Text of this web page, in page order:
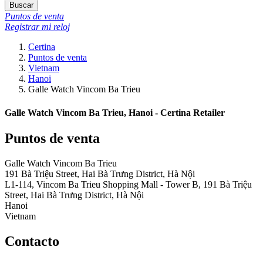
Buscar
Puntos de venta
Registrar mi reloj
Certina
Puntos de venta
Vietnam
Hanoi
Galle Watch Vincom Ba Trieu
Galle Watch Vincom Ba Trieu, Hanoi - Certina Retailer
Puntos de venta
Galle Watch Vincom Ba Trieu
191 Bà Triệu Street, Hai Bà Trưng District, Hà Nội
L1-114, Vincom Ba Trieu Shopping Mall - Tower B, 191 Bà Triệu
Street, Hai Bà Trưng District, Hà Nội
Hanoi
Vietnam
Contacto